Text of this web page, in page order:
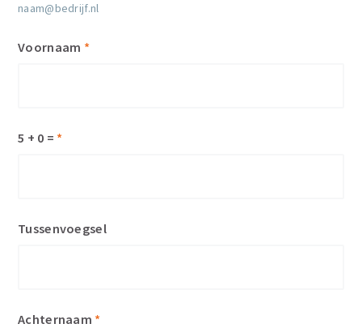
naam@bedrijf.nl
Voornaam *
5 + 0 = *
Tussenvoegsel
Achternaam *